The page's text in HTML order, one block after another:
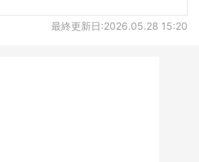
最終更新日:2026.05.28 15:20